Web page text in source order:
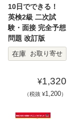
10日でできる！
英検2級 二次試
験・面接 完全予想
問題 改訂版
在庫
お取り寄せ
¥1,320
（税抜 ¥1,200）